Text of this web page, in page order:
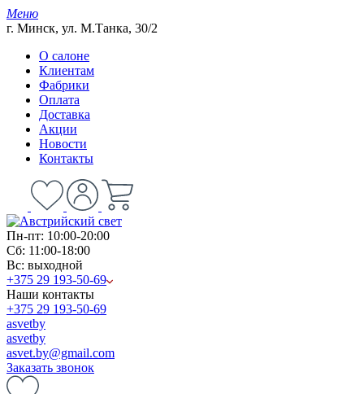
Меню
г. Минск, ул. М.Танка, 30/2
О салоне
Клиентам
Фабрики
Оплата
Доставка
Акции
Новости
Контакты
Пн-пт: 10:00-20:00
Сб: 11:00-18:00
Вс: выходной
+375 29 193-50-69
Наши контакты
+375 29 193-50-69
asvetby
asvetby
asvet.by@gmail.com
Заказать звонок